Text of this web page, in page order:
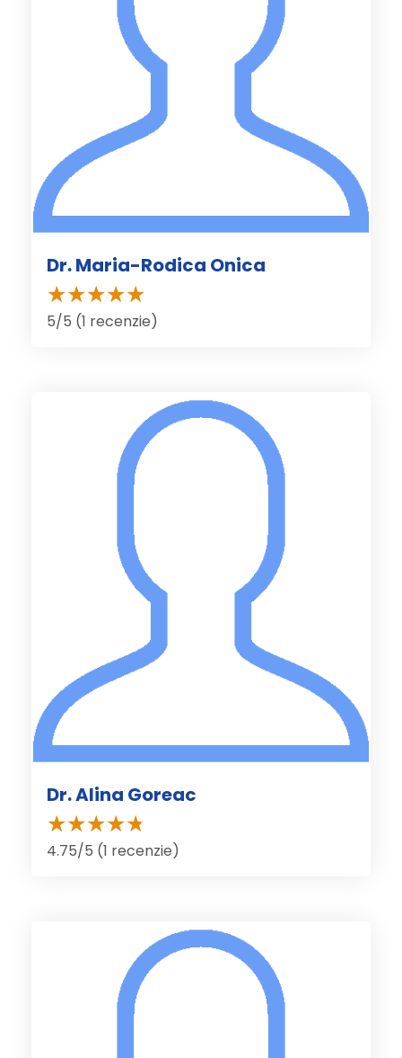
Dr. Maria-Rodica Onica
5/5 (1 recenzie)
Dr. Alina Goreac
4.75/5 (1 recenzie)